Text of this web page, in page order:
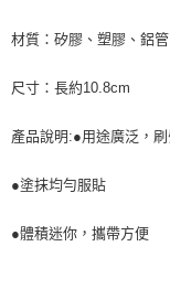
材質：矽膠、塑膠、鋁管
尺寸：長約10.8cm
產品說明:●用途廣泛，
●塗抹均勻服貼
●體積迷你，攜帶方便